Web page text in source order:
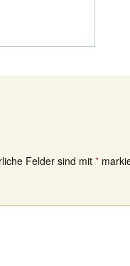
Felder sind mit*